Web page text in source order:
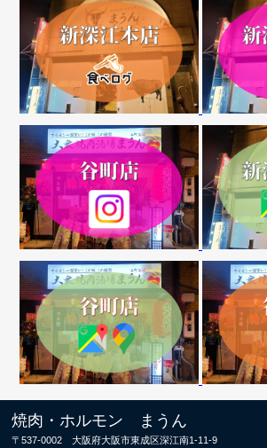
焼肉・ホルモン まうん
〒537-0002 大阪府大阪市東成区深江南1-11-9